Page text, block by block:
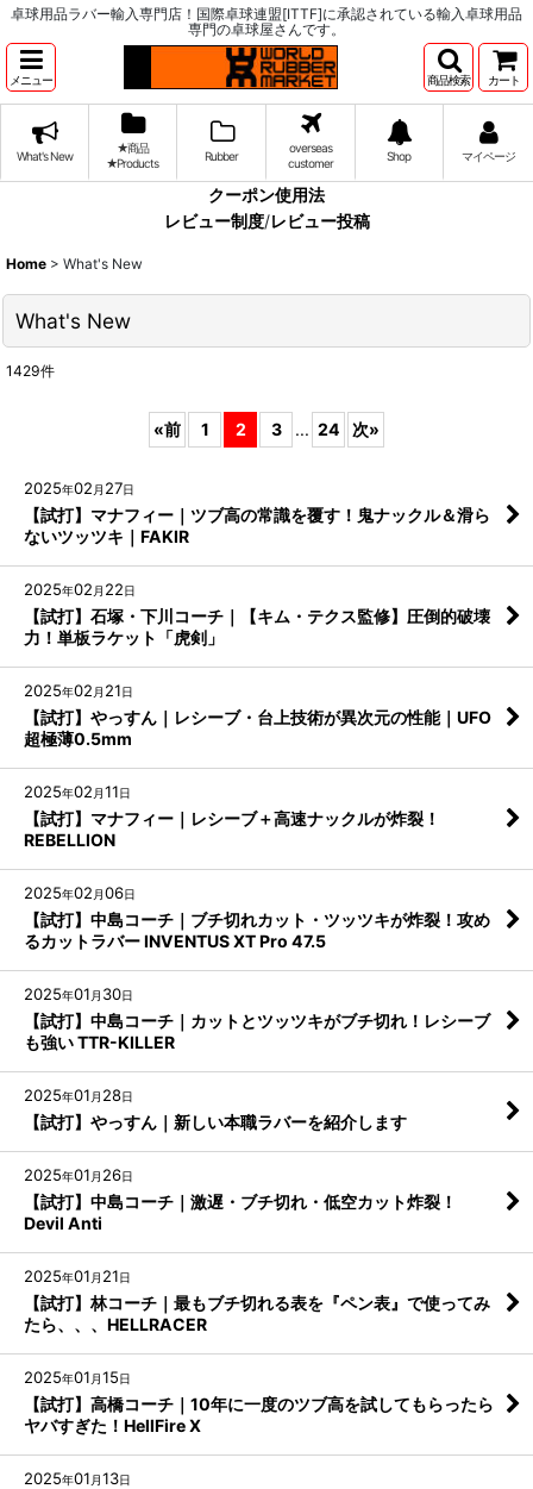
卓球用品ラバー輸入専門店！国際卓球連盟[ITTF]に承認されている輸入卓球用品
専門の卓球屋さんです。
メニュー 商品検索 カート
What's New
★商品
★Products
Rubber
overseas
customer
Shop マイページ
クーポン使用法
レビュー制度/レビュー投稿
Home > What's New
What's New
1429件
«前 1 2 3 ... 24 次»
2025年02 月 27日
【試打】マナフィー｜ツブ高の常識を覆す！鬼ナックル＆滑ら
ないツッツキ｜FAKIR
2025年02 月 22日
【試打】石塚・下川コーチ｜【キム・テクス監修】圧倒的破壊
力！単板ラケット「虎剣」
2025年02 月 21日
【試打】やっすん｜レシーブ・台上技術が異次元の性能｜UFO
超極薄0.5mm
2025年02 月11日
【試打】マナフィー｜レシーブ＋高速ナックルが炸裂！
REBELLION
2025年02 月06日
【試打】中島コーチ｜ブチ切れカット・ツッツキが炸裂！攻め
るカットラバー INVENTUS XT Pro 47.5
2025年01 月 30日
【試打】中島コーチ｜カットとツッツキがブチ切れ！レシーブ
も強い TTR-KILLER
2025年01 月 28日
【試打】やっすん｜新しい本職ラバーを紹介します
2025年01 月 26日
【試打】中島コーチ｜激遅・ブチ切れ・低空カット炸裂！
Devil Anti
2025年01 月 21日
【試打】林コーチ｜最もブチ切れる表を『ペン表』で使ってみ
たら、、、HELLRACER
2025年01 月15日
【試打】高橋コーチ｜10年に一度のツブ高を試してもらったら
ヤバすぎた！HellFire X
2025年01 月13日